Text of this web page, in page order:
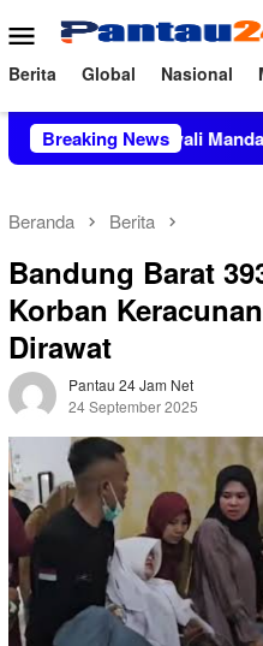
ke
konten
Menu
Mobile
Berita Global Nasional
Breaking News
Polewali Mandar Turut
Beranda Berita
Bandung Barat
Korban
Dirawat
Pantau 24 Jam Net
24 September 2025